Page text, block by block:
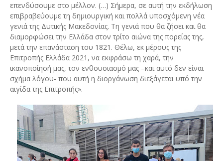
επενδύσουμε στο μέλλον. (…) Σήμερα, σε αυτή την εκδήλωση
επιβραβεύουμε τη δημιουργική και πολλά υποσχόμενη νέα
γενιά της Δυτικής Μακεδονίας. Τη γενιά που θα ζήσει και θα
διαμορφώσει την Ελλάδα στον τρίτο αιώνα της πορείας της,
μετά την επανάσταση του 1821. Θέλω, εκ μέρους της
Επιτροπής Ελλάδα 2021, να εκφράσω τη χαρά, την
ικανοποίησή μας, τον ενθουσιασμό μας –και αυτό δεν είναι
σχήμα λόγου- που αυτή η διοργάνωση διεξάγεται υπό την
αιγίδα της Επιτροπής».